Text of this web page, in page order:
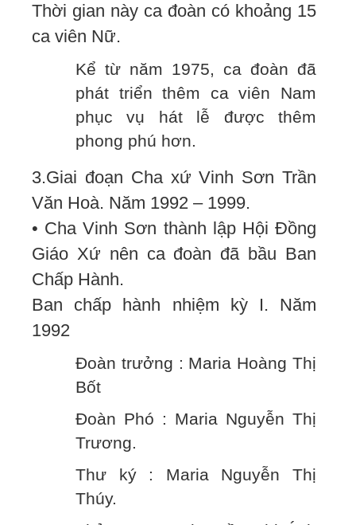
Thời gian này ca đoàn có khoảng 15
ca viên Nữ.
Kể từ năm 1975, ca đoàn đã
phát triển thêm ca viên Nam
phục vụ hát lễ được thêm
phong phú hơn.
3.Giai đoạn Cha xứ Vinh Sơn Trần
Văn Hoà. Năm 1992 – 1999.
• Cha Vinh Sơn thành lập Hội Đồng
Giáo Xứ nên ca đoàn đã bầu Ban
Chấp Hành.
Ban chấp hành nhiệm kỳ I. Năm
1992
Đoàn trưởng : Maria Hoàng Thị
Bốt
Đoàn Phó : Maria Nguyễn Thị
Trương.
Thư ký : Maria Nguyễn Thị
Thúy.